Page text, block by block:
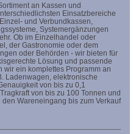
an Kassen und
Einsatzbereiche
und Verbundkassen,
Systemergänzungen
Ob im Einzelhandel oder
der Gastronomie oder dem
oder Behörden - wir bieten für
Lösung und passende
wir ein komplettes Programm an
Ladenwagen, elektronische
von bis zu 0,1
von bis zu 100 Tonnen und
Wareneingang bis zum Verkauf